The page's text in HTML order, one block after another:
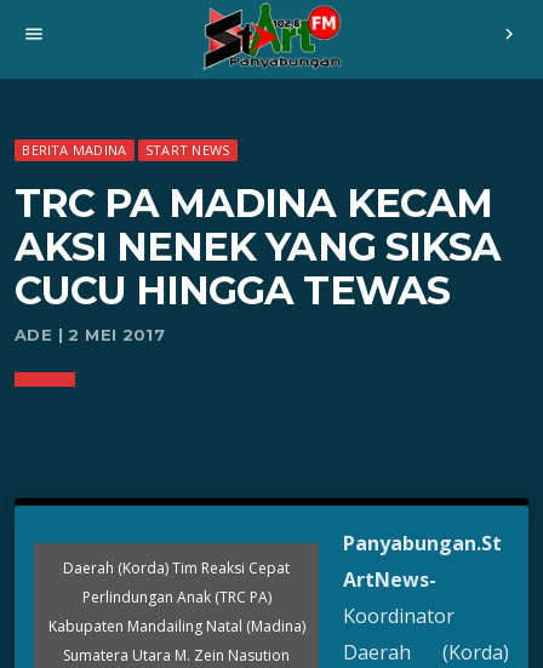
menu chevron_right
BERITA MADINA START NEWS
TRC PA MADINA KECAM
AKSI NENEK YANG SIKSA
CUCU HINGGA TEWAS
ADE | 2 MEI 2017
Daerah (Korda) Tim Reaksi Cepat
Perlindungan Anak (TRC PA)
Kabupaten Mandailing Natal (Madina)
Sumatera Utara M. Zein Nasution
Panyabungan.St
ArtNews-
Koordinator
Daerah (Korda)